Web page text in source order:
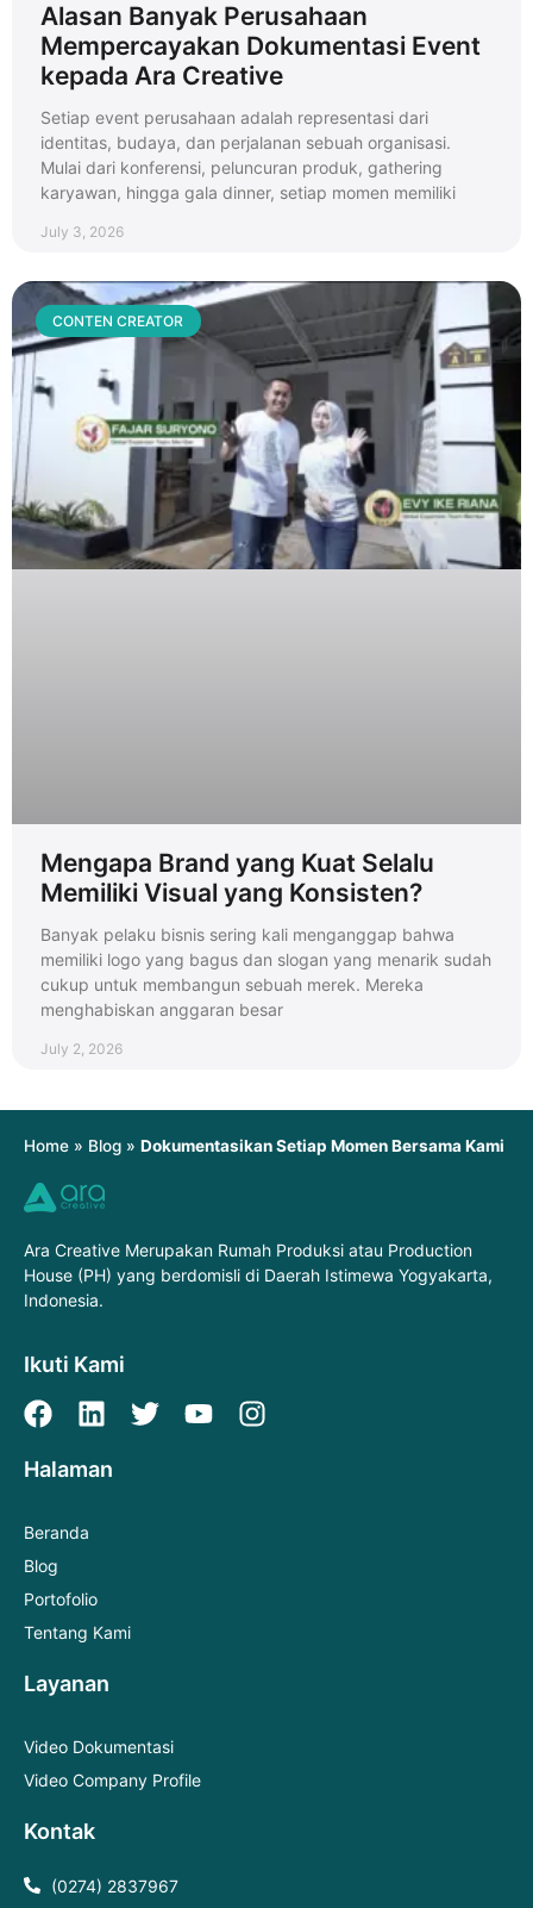
Alasan Banyak Perusahaan
Mempercayakan Dokumentasi Event
kepada Ara Creative
Setiap event perusahaan adalah representasi dari
identitas, budaya, dan perjalanan sebuah organisasi.
Mulai dari konferensi, peluncuran produk, gathering
karyawan, hingga gala dinner, setiap momen memiliki
July 3, 2026
CONTEN CREATOR
Mengapa Brand yang Kuat Selalu
Memiliki Visual yang Konsisten?
Banyak pelaku bisnis sering kali menganggap bahwa
memiliki logo yang bagus dan slogan yang menarik sudah
cukup untuk membangun sebuah merek. Mereka
menghabiskan anggaran besar
July 2, 2026
Home » Blog » Dokumentasikan Setiap Momen Bersama Kami
Ara Creative Merupakan Rumah Produksi atau Production
House (PH) yang berdomisli di Daerah Istimewa Yogyakarta,
Indonesia.
Ikuti Kami
Halaman
Beranda
Blog
Portofolio
Tentang Kami
Layanan
Video Dokumentasi
Video Company Profile
Kontak
(0274) 2837967